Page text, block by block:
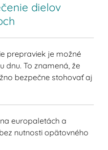
dielov
prepraviek je možné
dnu. To znamená, že
bezpečne stohovať aj
europaletách a
nutnosti opätovného